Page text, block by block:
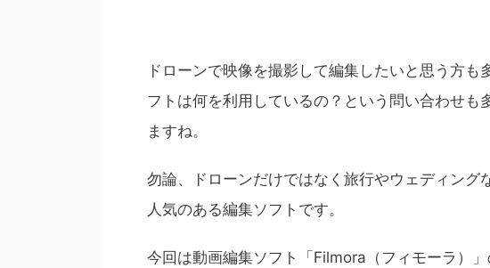
ドローンで映像を撮影して編集したいと思う方
フトは何を利用しているの？という問い合わせも
ますね。
勿論、ドローンだけではなく旅行やウェディング
人気のある編集ソフトです。
今回は動画編集ソフト「Filmora（フィモーラ）